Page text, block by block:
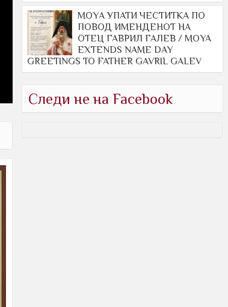
МОYА УПАТИ ЧЕСТИТКА ПО
ПОВОД ИМЕНДЕНОТ НА
ОТЕЦ ГАВРИЛ ГАЛЕВ / MOYA
EXTENDS NAME DAY
GREETINGS TO FATHER GAVRIL GALEV
Следи не на Facebook